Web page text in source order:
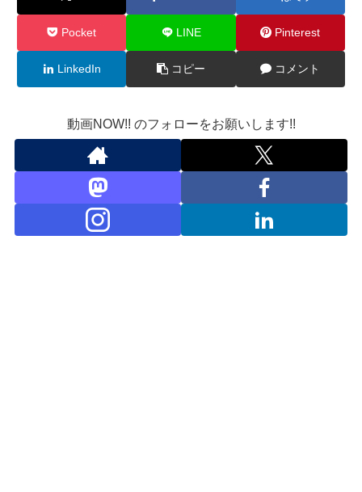
Pocket LINE Pinterest
LinkedIn コピー コメント
動画NOW!! のフォローをお願いします!!